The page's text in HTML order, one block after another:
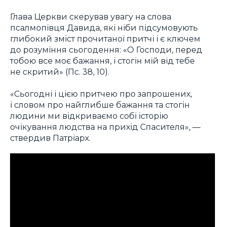
Глава Церкви скерував увагу на слова
псалмопівця Давида, які ніби підсумовують
глибокий зміст прочитаної притчі і є ключем
до розуміння сьогодення: «О Господи, перед
тобою все моє бажання, і стогін мій від тебе
не скритий» (Пс. 38, 10).
«Сьогодні і цією притчею про запрошених,
і словом про найглибше бажання та стогін
людини ми відкриваємо собі історію
очікування людства на прихід Спасителя», —
ствердив Патріарх.